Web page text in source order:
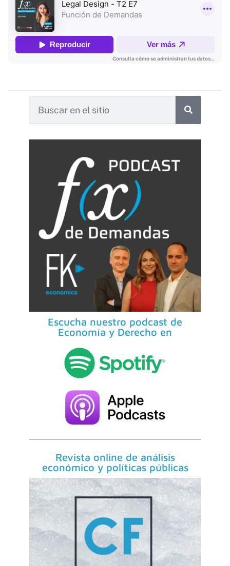
Escucha nuestro podcast de
Economía y Derecho en
Revista online de análisis
económico y políticas públicas